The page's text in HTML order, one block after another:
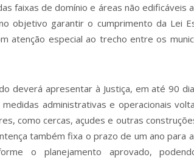
faixas de domínio e áreas não edificáveis
objetivo garantir o cumprimento da Lei
atenção especial ao trecho entre os
deverá apresentar à Justiça, em até 90
administrativas e operacionais
como cercas, açudes e outras
também fixa o prazo de um ano para
o planejamento aprovado,